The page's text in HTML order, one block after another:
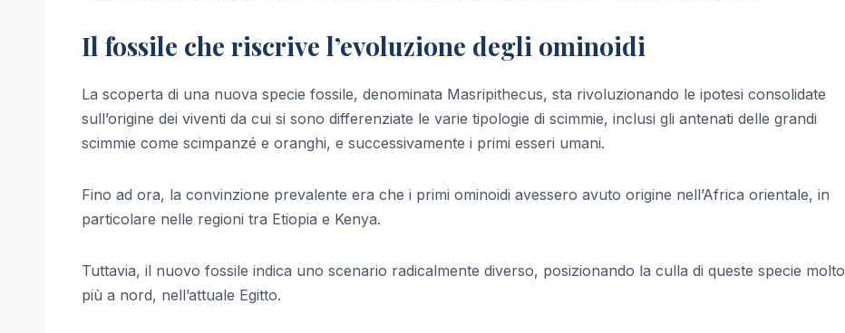
Il fossile che riscrive l’evoluzione degli ominoidi
La scoperta di una nuova specie fossile, denominata Masripithecus, sta rivoluzionando le ipotesi consolidate
sull’origine dei viventi da cui si sono differenziate le varie tipologie di scimmie, inclusi gli antenati delle grandi
scimmie come scimpanzé e oranghi, e successivamente i primi esseri umani.
Fino ad ora, la convinzione prevalente era che i primi ominoidi avessero avuto origine nell’Africa orientale, in
particolare nelle regioni tra Etiopia e Kenya.
Tuttavia, il nuovo fossile indica uno scenario radicalmente diverso, posizionando la culla di queste specie molto
più a nord, nell’attuale Egitto.